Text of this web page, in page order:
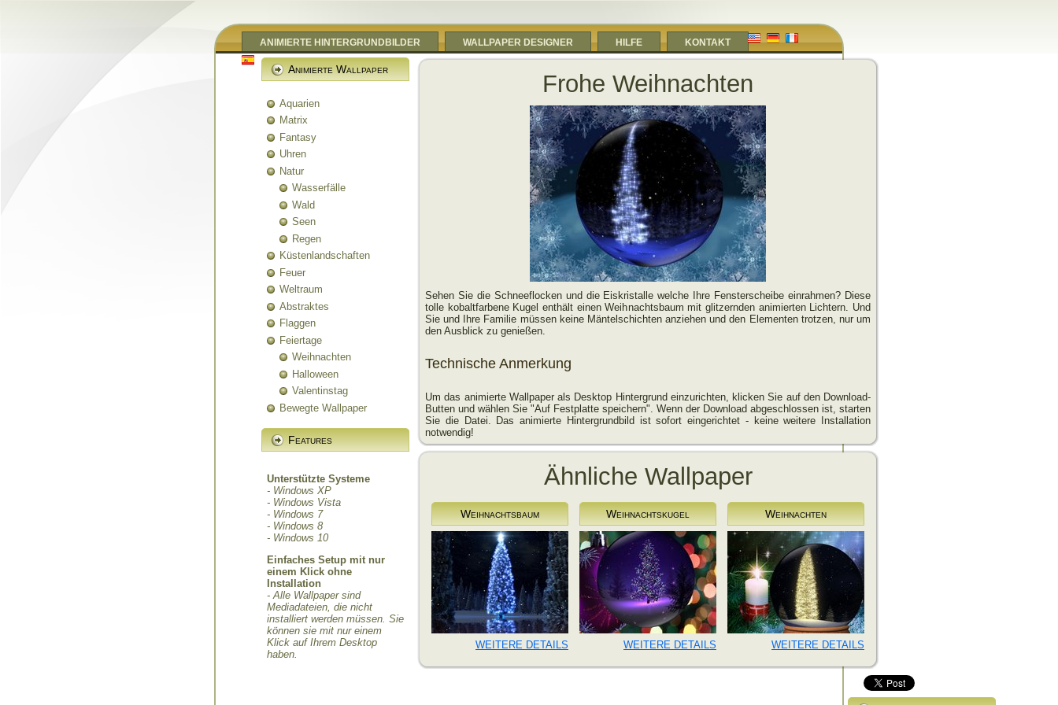
ANIMIERTE HINTERGRUNDBILDER WALLPAPER DESIGNER HILFE KONTAKT
Animierte Wallpaper
Aquarien
Matrix
Fantasy
Uhren
Natur
Wasserfälle
Wald
Seen
Regen
Küstenlandschaften
Feuer
Weltraum
Abstraktes
Flaggen
Feiertage
Weihnachten
Halloween
Valentinstag
Bewegte Wallpaper
Features
Unterstützte Systeme
- Windows XP
- Windows Vista
- Windows 7
- Windows 8
- Windows 10
Einfaches Setup mit nur
einem Klick ohne
Installation
- Alle Wallpaper sind
Mediadateien, die nicht
installiert werden müssen. Sie
können sie mit nur einem
Klick auf Ihrem Desktop
haben.
Frohe Weihnachten
Sehen Sie die Schneeflocken und die Eiskristalle welche Ihre Fensterscheibe einrahmen? Diese
tolle kobaltfarbene Kugel enthält einen Weihnachtsbaum mit glitzernden animierten Lichtern. Und
Sie und Ihre Familie müssen keine Mäntelschichten anziehen und den Elementen trotzen, nur um
den Ausblick zu genießen.
Technische Anmerkung
Um das animierte Wallpaper als Desktop Hintergrund einzurichten, klicken Sie auf den Download-
Butten und wählen Sie "Auf Festplatte speichern". Wenn der Download abgeschlossen ist, starten
Sie die Datei. Das animierte Hintergrundbild ist sofort eingerichtet - keine weitere Installation
notwendig!
Ähnliche Wallpaper
Weihnachtsbaum
WEITERE DETAILS
Weihnachtskugel
WEITERE DETAILS
Weihnachten
WEITERE DETAILS